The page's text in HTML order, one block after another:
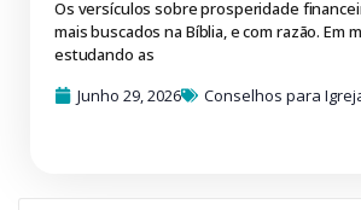
Os versículos sobre prosperidade
mais buscados na Bíblia, e com razão. Em
estudando as
Junho 29, 2026
Conselhos para